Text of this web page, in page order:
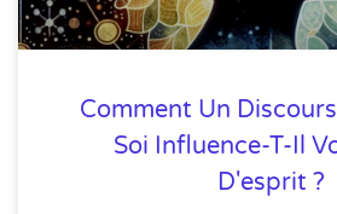
Comment Un
Soi Influence-T-Il
D'esprit ?